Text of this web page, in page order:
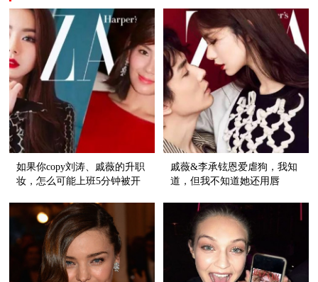
如果你copy刘涛、戚薇的升职
妆，怎么可能上班5分钟被开
戚薇&李承铉恩爱虐狗，我知
道，但我不知道她还用唇